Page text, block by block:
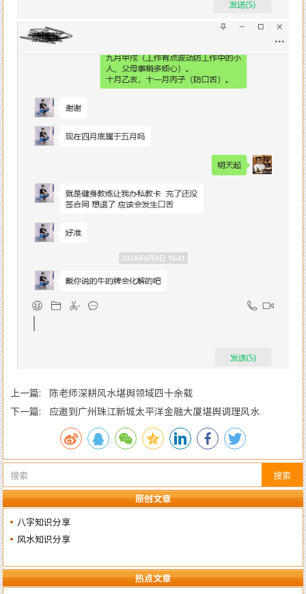
搜索
原创文章
八字知识分享
风水知识分享
热点文章
上一篇: 陈老师深耕风水堪舆领域四十余载
下一篇: 应邀到广州珠江新城太平洋金融大厦堪舆调理风水